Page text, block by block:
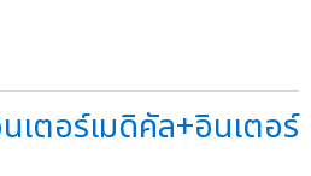
เตอร์เมดิคัล+อินเตอร์